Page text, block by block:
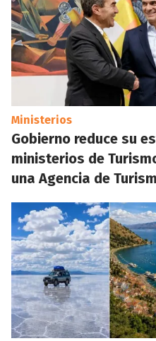
Ministerios
Gobierno reduce su
ministerios de
una Agencia de